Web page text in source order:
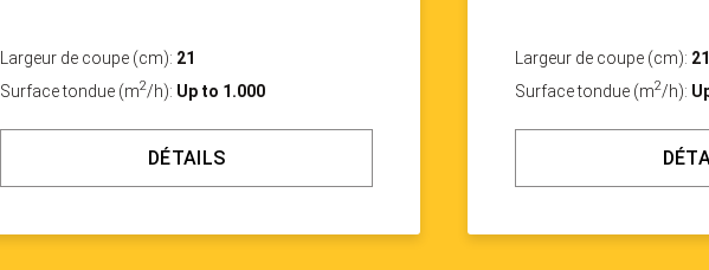
Largeur de coupe (cm): 21
Surface tondue (m2/h): Up to 1.000
DÉTAILS
Largeur de coupe (cm): 21
Surface tondue (m2/h):